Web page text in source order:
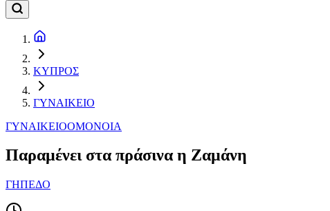
ΚΥΠΡΟΣ
ΓΥΝΑΙΚΕΙΟ
ΓΥΝΑΙΚΕΙΟΟΜΟΝΟΙΑ
Παραμένει στα πράσινα η Ζαμάνη
ΓΗΠΕΔΟ